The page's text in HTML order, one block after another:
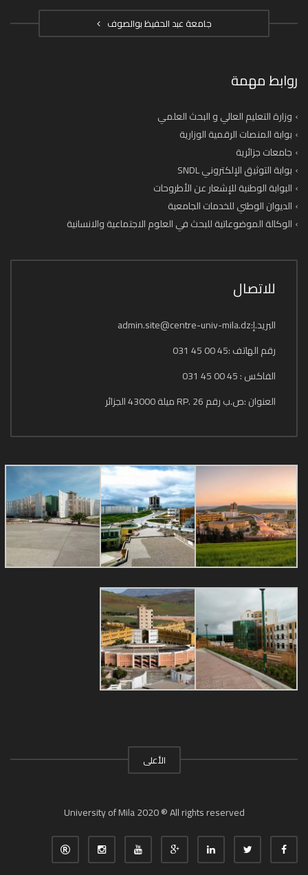
جامعة عبد الحفيظ بوالصوف
روابط مهمة
وزارة التعليم العالي و البحث العلمي
بوابة المنصات الرقمية الوزارية
جامعات جزائرية
بوابة التوثيق الإلكتروني SNDL
البوابة الوطنية للإشعار عن الأطروحات
الديوان الوطني للخدمات الجامعية
الوكالة الموضوعاتية للبحث في العلوم الاجتماعية والانسانية
للاتصال
البريد.إ:admin.site@centre-univ-mila.dz
رقم الهاتف :45 00 45 031
الفاكس : 45 00 45 031
العنوان :ص.ب رقم 26 .RP ميلة 43000 الجزائر
الأعلى
University of Mila 2020 ® All rights reserved